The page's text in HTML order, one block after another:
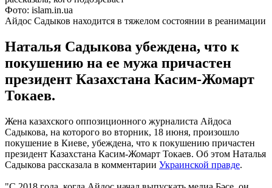
Фото: islam.in.ua
Айдос Садыков находится в тяжелом состоянии в реанимации
Наталья Садыкова убеждена, что к
покушению на ее мужа причастен
президент Казахстана Касим-Жомарт
Токаев.
Жена казахского оппозиционного журналиста Айдоса
Садыкова, на которого во вторник, 18 июня, произошло
покушение в Киеве, убеждена, что к покушению причастен
президент Казахстана Касим-Жомарт Токаев. Об этом Наталья
Садыкова рассказала в комментарии Украинской правде.